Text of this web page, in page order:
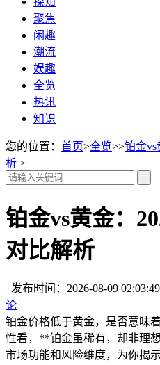
聚焦
闲趣
潮流
娱趣
全览
热讯
知识
您的位置： 首页>全览>>铂金vs
析 >
铂金vs黄金：
对比解析
发布时间：2026-08-09
论
铂金价格低于黄金，是否意味
性看，**铂金虽稀有，却非理
市场功能和风险维度，为你揭